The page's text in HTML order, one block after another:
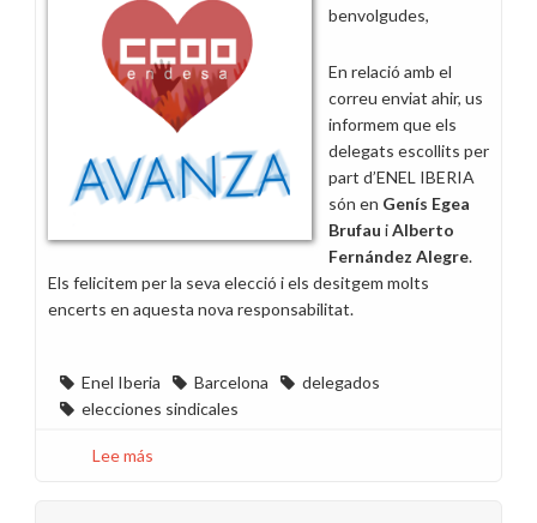
benvolgudes,
En relació amb el
correu enviat ahir, us
informem que els
delegats escollits per
part d’ENEL IBERIA
són en Genís Egea
Brufau iAlberto
Fernández Alegre.
Els felicitem per la seva elecció i els desitgem molts
encerts en aquesta nova responsabilitat.
Enel Iberia Barcelona
delegados
elecciones sindicales
Lee más